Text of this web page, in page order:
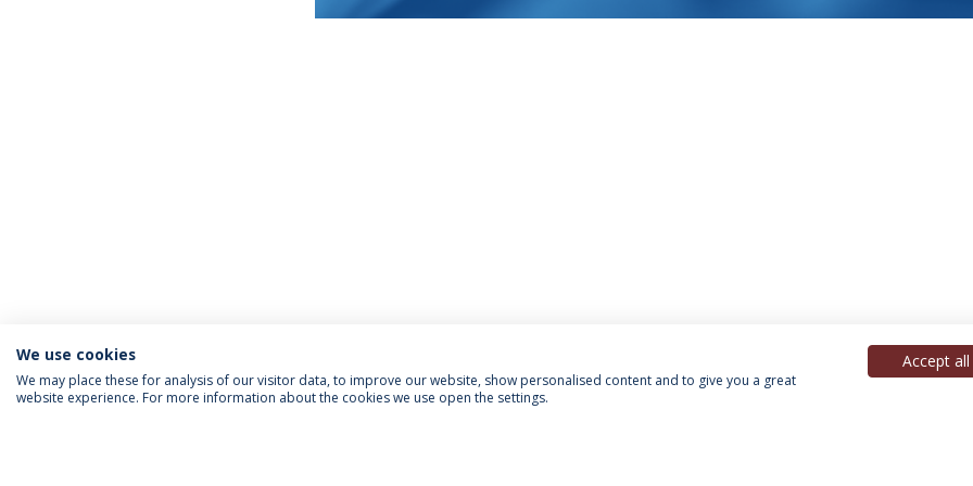
We use cookies
We may place these for analysis of our visitor data, to improve our website, show personalised content and to give you a great
website experience. For more information about the cookies we use open the settings.
Accept all